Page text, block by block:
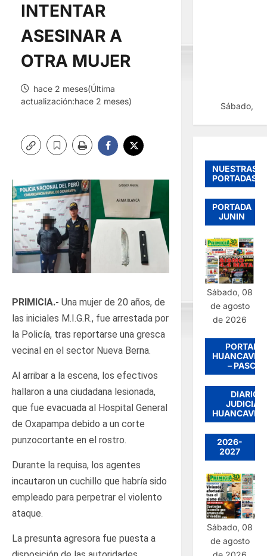
INTENTAR
ASESINAR A
OTRA MUJER
hace 2 meses(Última
actualización:hace 2 meses)
PRIMICIA.- Una mujer de 20 años, de
las iniciales M.I.G.R., fue arrestada por
la Policía, tras reportarse una gresca
vecinal en el sector Nueva Berna.
Al arribar a la escena, los efectivos
hallaron a una ciudadana lesionada,
que fue evacuada al Hospital General
de Oxapampa debido a un corte
punzocortante en el rostro.
Durante la requisa, los agentes
incautaron un cuchillo que habría sido
empleado para perpetrar el violento
ataque.
La presunta agresora fue puesta a
Sábado,
NUESTRAS
PORTADAS
PORTADA
JUNIN
Sábado, 08
de agosto
de 2026
PORTADA
– PASCO
DIARIO
JUDICIAL
2026-
2027
Sábado, 08
de agosto